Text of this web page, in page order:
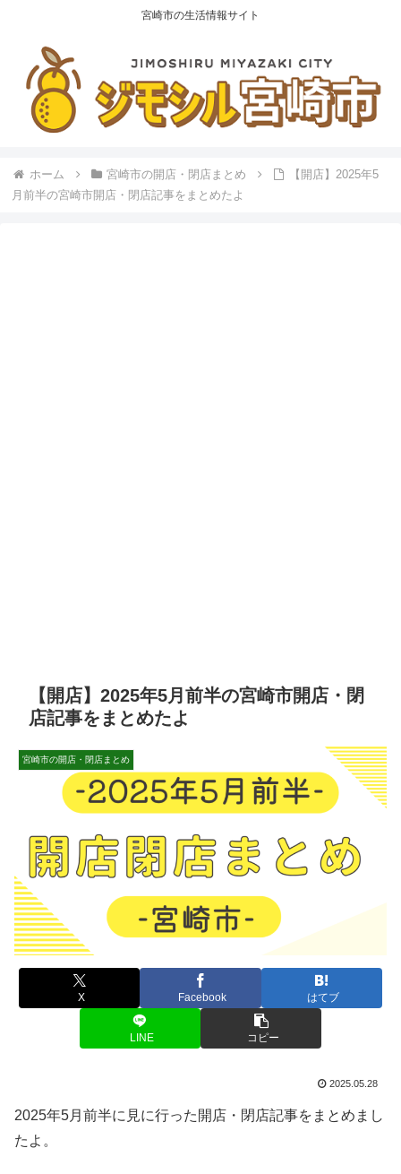
宮崎市の生活情報サイト
ホーム 宮崎市の開店・閉店まとめ
【開店】2025年5
月前半の宮崎市開店・閉店記事をまとめたよ
【開店】2025年5月前半の宮崎市開店・閉
店記事をまとめたよ
宮崎市の開店・閉店まとめ
X Facebook はてブ
LINE コピー
2025.05.28
2025年5月前半に見に行った開店・閉店記事をまとめまし
たよ。